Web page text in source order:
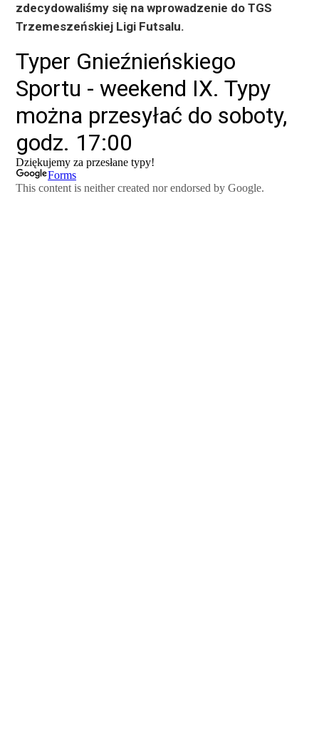
zdecydowaliśmy się na wprowadzenie do TGS
Trzemeszeńskiej Ligi Futsalu.